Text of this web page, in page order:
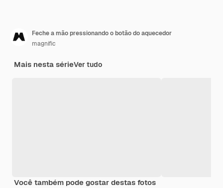
Feche a mão pressionando o botão do aquecedor
magnific
Mais nesta sérieVer tudo
Você também pode gostar destas fotos